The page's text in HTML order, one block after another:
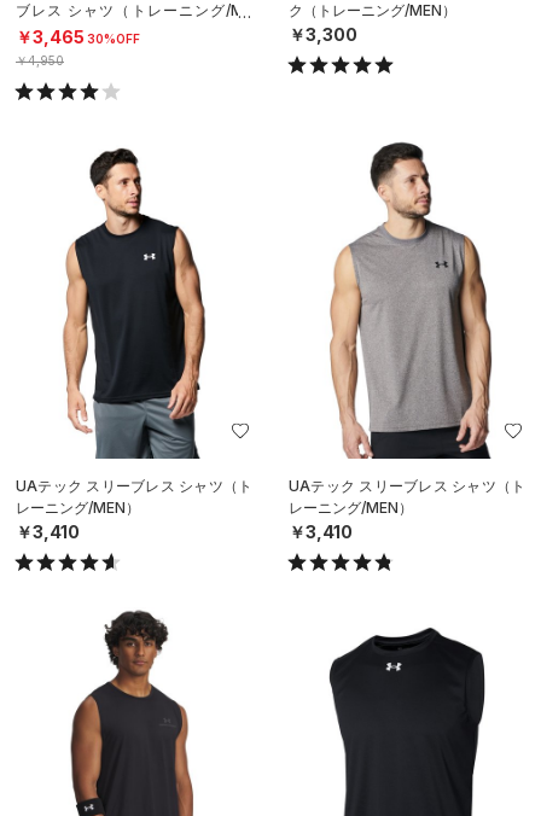
ブレス シャツ（トレーニング/ME
N）
￥3,465 30%OFF
￥4,950
ク（トレーニング/MEN）
￥3,300
UAテック スリーブレス シャツ（ト
レーニング/MEN）
￥3,410
UAテック スリーブレス シャツ（ト
レーニング/MEN）
￥3,410